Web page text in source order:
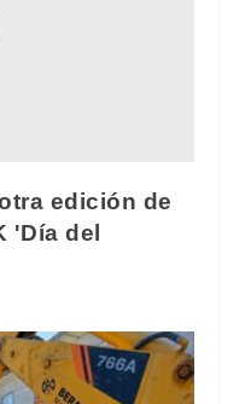
edición de
'Día del